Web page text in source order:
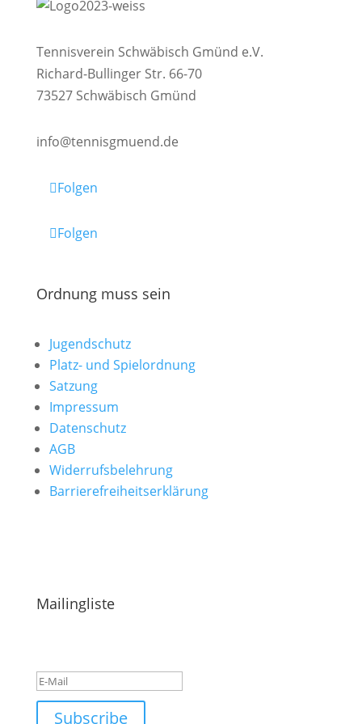
Tennisverein Schwäbisch Gmünd e.V.
Richard-Bullinger Str. 66-70
73527 Schwäbisch Gmünd
info@tennisgmuend.de
Folgen
Folgen
Ordnung muss sein
Jugendschutz
Platz- und Spielordnung
Satzung
Impressum
Datenschutz
AGB
Widerrufsbelehrung
Barrierefreiheitserklärung
Mailingliste
Subscribe